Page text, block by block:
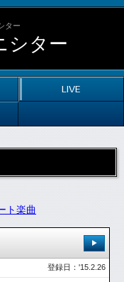
ター
シター
LIVE
ト楽曲
登録日：'15.2.26